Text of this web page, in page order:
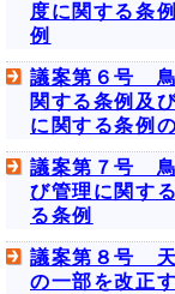
度に関する条
例
議案第６号 鳥
関する条例及
に関する条例
議案第７号 鳥
び管理に関す
る条例
議案第８号 天
の一部を改正